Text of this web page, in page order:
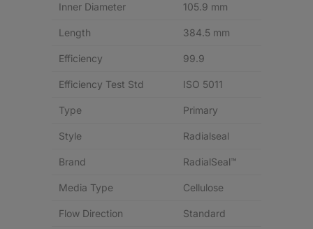
Inner Diameter 105.9 mm
Length 384.5 mm
Efficiency 99.9
Efficiency Test Std ISO 5011
Type Primary
Style Radialseal
Brand RadialSeal™
Media Type Cellulose
Flow Direction Standard